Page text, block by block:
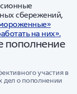
сбережений,
на них».
пополнение
участия в
о пополнении